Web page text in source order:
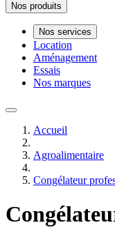
Nos produits
Nos services
Location
Aménagement
Essais
Nos marques
Accueil
Agroalimentaire
Congélateur